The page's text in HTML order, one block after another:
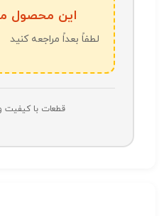
این محصول
لطفاً بعداً مراجعه کنید
قطعات با